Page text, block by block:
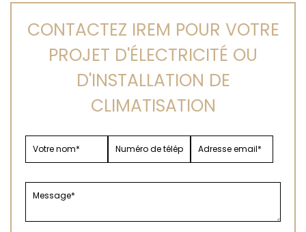
CONTACTEZ IREM POUR VOTRE
PROJET D'ÉLECTRICITÉ OU
D'INSTALLATION DE
CLIMATISATION